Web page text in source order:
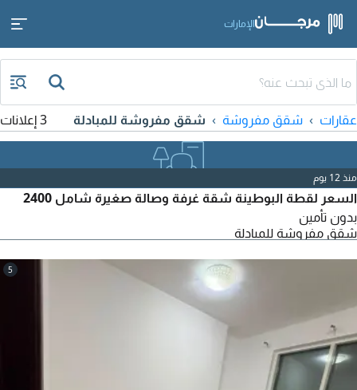
الإمارات
عقارات شقق مفروشة شقق مفروشة للمبادلة 3 إعلانات
منذ 12 يوم
السعر لقطة البوطينة شقة غرفة وصالة صغيرة شامل 2400
بدون تأمين
شقق مفروشة للمبادلة
5